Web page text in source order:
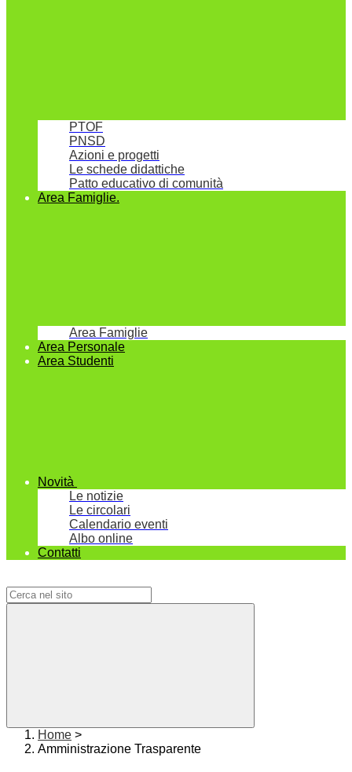
PTOF
PNSD
Azioni e progetti
Le schede didattiche
Patto educativo di comunità
Area Famiglie.
Area Famiglie
Area Personale
Area Studenti
Novità
Le notizie
Le circolari
Calendario eventi
Albo online
Contatti
Home >
Amministrazione Trasparente